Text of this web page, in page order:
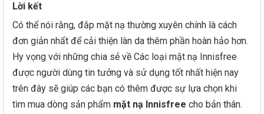
Lời kết
Có thể nói rằng, đắp mặt nạ thường xuyên chính là cách
đơn giản nhất để cải thiện làn da thêm phần hoàn hảo hơn.
Hy vọng với những chia sẻ về Các loại mặt nạ Innisfree
được người dùng tin tưởng và sử dụng tốt nhất hiện nay
trên đây sẽ giúp các bạn có thêm được sự lựa chọn khi
tìm mua dòng sản phẩm mặt nạ Innisfree cho bản thân.